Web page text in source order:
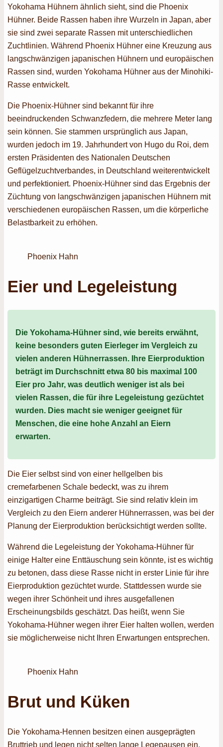
Yokohama Hühnern ähnlich sieht, sind die Phoenix
Hühner. Beide Rassen haben ihre Wurzeln in Japan, aber
sie sind zwei separate Rassen mit unterschiedlichen
Zuchtlinien. Während Phoenix Hühner eine Kreuzung aus
langschwänzigen japanischen Hühnern und europäischen
Rassen sind, wurden Yokohama Hühner aus der Minohiki-
Rasse entwickelt.
Die Phoenix-Hühner sind bekannt für ihre
beeindruckenden Schwanzfedern, die mehrere Meter lang
sein können. Sie stammen ursprünglich aus Japan,
wurden jedoch im 19. Jahrhundert von Hugo du Roi, dem
ersten Präsidenten des Nationalen Deutschen
Geflügelzuchtverbandes, in Deutschland weiterentwickelt
und perfektioniert. Phoenix-Hühner sind das Ergebnis der
Züchtung von langschwänzigen japanischen Hühnern mit
verschiedenen europäischen Rassen, um die körperliche
Belastbarkeit zu erhöhen.
Phoenix Hahn
Eier und Legeleistung
Die Yokohama-Hühner sind, wie bereits erwähnt,
keine besonders guten Eierleger im Vergleich zu
vielen anderen Hühnerrassen. Ihre Eierproduktion
beträgt im Durchschnitt etwa 80 bis maximal 100
Eier pro Jahr, was deutlich weniger ist als bei
vielen Rassen, die für ihre Legeleistung gezüchtet
wurden. Dies macht sie weniger geeignet für
Menschen, die eine hohe Anzahl an Eiern
erwarten.
Die Eier selbst sind von einer hellgelben bis
cremefarbenen Schale bedeckt, was zu ihrem
einzigartigen Charme beiträgt. Sie sind relativ klein im
Vergleich zu den Eiern anderer Hühnerrassen, was bei der
Planung der Eierproduktion berücksichtigt werden sollte.
Während die Legeleistung der Yokohama-Hühner für
einige Halter eine Enttäuschung sein könnte, ist es wichtig
zu betonen, dass diese Rasse nicht in erster Linie für ihre
Eierproduktion gezüchtet wurde. Stattdessen wurde sie
wegen ihrer Schönheit und ihres ausgefallenen
Erscheinungsbilds geschätzt. Das heißt, wenn Sie
Yokohama-Hühner wegen ihrer Eier halten wollen, werden
sie möglicherweise nicht Ihren Erwartungen entsprechen.
Phoenix Hahn
Brut und Küken
Die Yokohama-Hennen besitzen einen ausgeprägten
Bruttrieb und legen nicht selten lange Legepausen ein,